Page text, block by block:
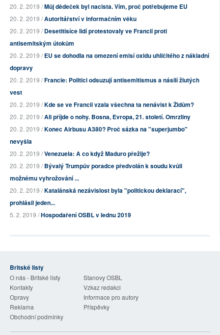
20. 2. 2019 /Můj dědeček byl nacista. Vím, proč potřebujeme EU
20. 2. 2019 /Autoritářství v informačním věku
20. 2. 2019 /Desetitisíce lidí protestovaly ve Francii proti
antisemitským útokům
20. 2. 2019 /EU se dohodla na omezení emisí oxidu uhličitého z nákladní
dopravy
20. 2. 2019 /Francie: Politici odsuzují antisemitismus a násilí žlutých
vest
20. 2. 2019 /Kde se ve Francii vzala všechna ta nenávist k Židům?
20. 2. 2019 /Ali příjde o nohy. Bosna, Evropa, 21. století. Omrzliny
20. 2. 2019 /Konec Airbusu A380? Proč sázka na "superjumbo"
nevyšla
20. 2. 2019 /Venezuela: A co když Maduro přežije?
20. 2. 2019 /Bývalý Trumpův poradce předvolán k soudu kvůli
možnému vyhrožování ...
20. 2. 2019 /Katalánská nezávislost byla "politickou deklarací",
prohlásil jeden...
5. 2. 2019 /Hospodaření OSBL v lednu 2019
Britské listy
O nás - Britské listy
Stanovy OSBL
Kontakty
Vzkaz redakci
Opravy
Informace pro autory
Reklama
Příspěvky
Obchodní podmínky